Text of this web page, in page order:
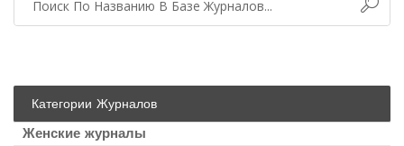
Категории Журналов
Женские журналы